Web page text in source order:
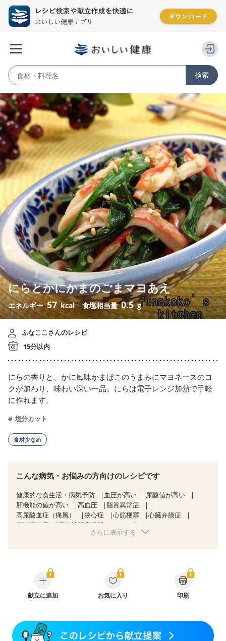
にらとかにかまのごまマヨあえ
エネルギー 57 kcal 食塩相当量0.5 g
ふなここさんのレシピ
15分以内
にらの香りと、かに風味かまぼこのうまみにマヨネーズのコ
クが加わり、味わい深い一品。にらは電子レンジ加熱で手軽
に作れます。
塩分カット
食材少なめ
こんな病気・お悩みの方向けのレシピです
健康的な食生活・病気予防 血圧が高い
尿酸値が高い
肝機能の値が高い
高血圧
脂質異常症
高尿酸血症（痛風）
狭心症 心筋梗塞
心臓弁膜症
慢性便秘症
過敏性腸症候群（IBS）
乳がん（抗がん剤治療中）
乳がん（ホルモン療法中）
妊婦健診・血圧が気になる（初期）
妊婦健診・血糖値が気になる（初期）
妊娠高血圧(中期)
妊娠糖尿病(初期)
産後（母乳）
産後（混合栄養）
ニキビ・肌荒れ
さらに表示する
献立に追加 お気に入り 印刷